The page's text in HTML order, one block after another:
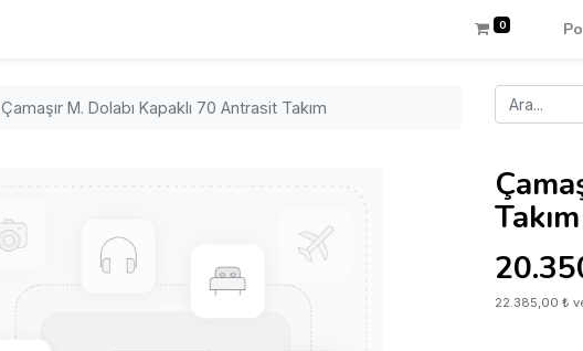
0
Çamaşır M. Dolabı Kapaklı 70 Antrasit Takım
Takım
22.385,00 ₺